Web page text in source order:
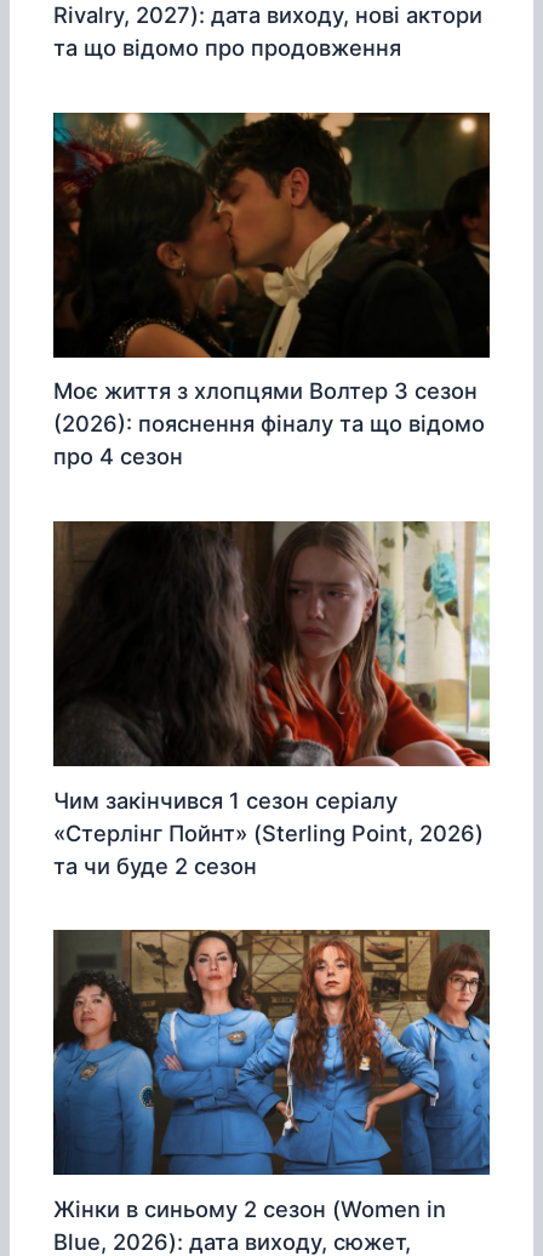
Rivalry, 2027): дата виходу, нові актори
та що відомо про продовження
Моє життя з хлопцями Волтер 3 сезон
(2026): пояснення фіналу та що відомо
про 4 сезон
Чим закінчився 1 сезон серіалу
«Стерлінг Пойнт» (Sterling Point, 2026)
та чи буде 2 сезон
Жінки в синьому 2 сезон (Women in
Blue, 2026): дата виходу, сюжет,